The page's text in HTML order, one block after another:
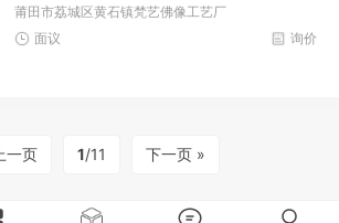
莆田市荔城区黄石镇梵艺佛像工艺厂
询价
面议
一页 1/11 下一页 »